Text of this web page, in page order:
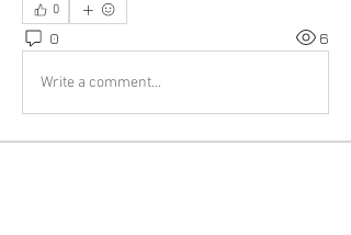
0
0 6
Write a comment...